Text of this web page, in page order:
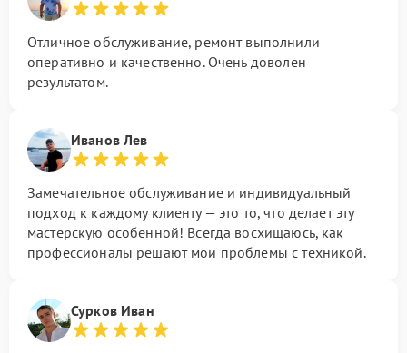
Отличное обслуживание, ремонт выполнили
оперативно и качественно. Очень доволен
результатом.
Иванов Лев
Замечательное обслуживание и индивидуальный
подход к каждому клиенту — это то, что делает эту
мастерскую особенной! Всегда восхищаюсь, как
профессионалы решают мои проблемы с техникой.
Сурков Иван